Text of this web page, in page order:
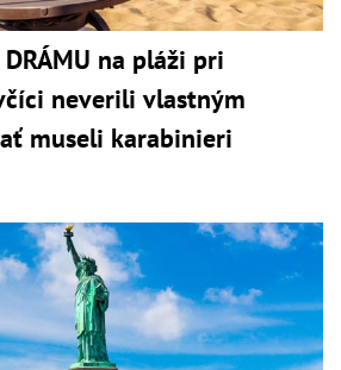
na pláži pri
neverili vlastným
museli karabinieri